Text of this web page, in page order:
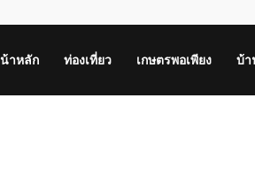
าหลัก ท่องเที่ยว เกษตรพอเพียง บ้